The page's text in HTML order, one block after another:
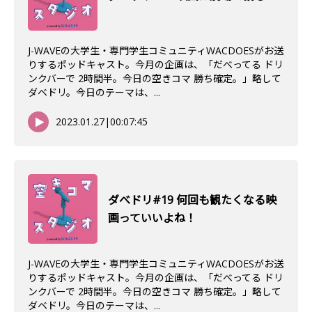
J-WAVEの大学生・専門学生コミュニティWACDOESがお送
りするポッドキャスト。今月の企画は、「だべってる ドリ
ンクバーで 2時間半。今日の空きコマ 勝ち確定。」略して
ダベドリ。今日のテーマは、...
2023.01.27|00:07:45
ダべドリ#19 何回も観たくなる映
画っていいよね！
J-WAVEの大学生・専門学生コミュニティWACDOESがお送
りするポッドキャスト。今月の企画は、「だべってる ドリ
ンクバーで 2時間半。今日の空きコマ 勝ち確定。」略して
ダベドリ。今日のテーマは、...